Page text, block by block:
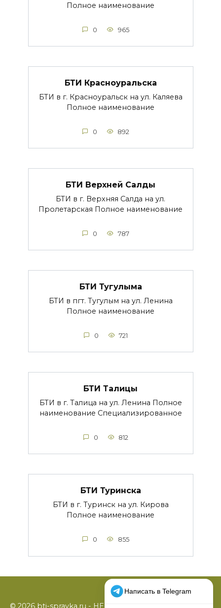
Полное наименование
0 965
БТИ Красноуральска
БТИ в г. Красноуральск на ул. Каляева
Полное наименование
0 892
БТИ Верхней Салды
БТИ в г. Верхняя Салда на ул.
Пролетарская Полное наименование
0 787
БТИ Тугулыма
БТИ в пгт. Тугулым на ул. Ленина
Полное наименование
0 721
БТИ Талицы
БТИ в г. Талица на ул. Ленина Полное
наименование Специализированное
0 812
БТИ Туринска
БТИ в г. Туринск на ул. Кирова
Полное наименование
0 855
© 2026 bti-spravka.ru - НЕофициальный